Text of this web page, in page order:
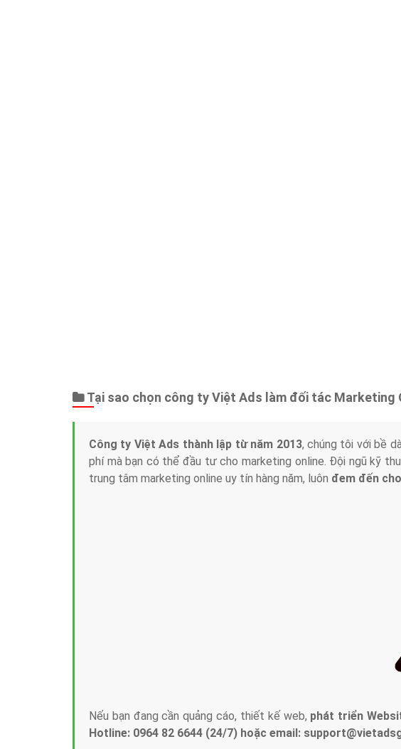
Tại sao chọn công ty Việt Ads làm đối tác Marketing
Công ty Việt Ads thành lập từ năm 2013, chúng tôi với bề
phí mà bạn có thể đầu tư cho marketing online. Đội ngũ kỹ
trung tâm marketing online uy tín hàng năm, luôn đem đến
Nếu bạn đang cần quảng cáo, thiết kế web, phát triển
Hotline: 0964 82 6644 (24/7) hoặc email: